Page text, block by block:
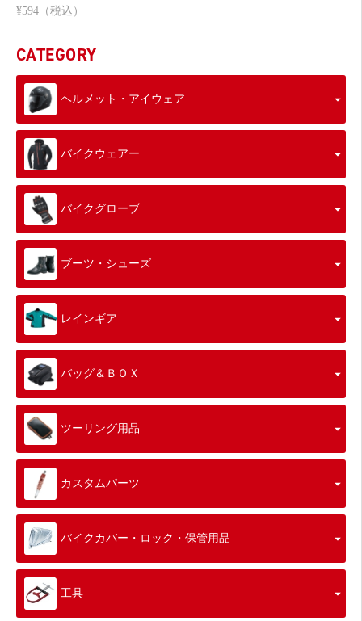
¥594（税込）
CATEGORY
ヘルメット・アイウェア
バイクウェアー
バイクグローブ
ブーツ・シューズ
レインギア
バッグ＆ＢＯＸ
ツーリング用品
カスタムパーツ
バイクカバー・ロック・保管用品
工具